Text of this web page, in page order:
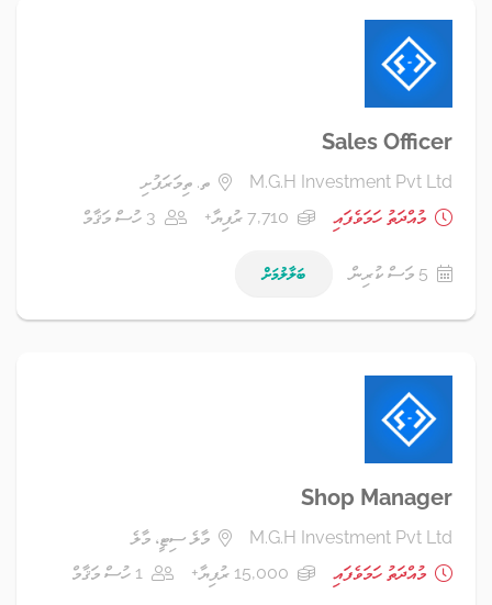
Sales Officer
M.G.H Investment Pvt Ltd
ތ. ތިމަރަފުށި
މުއްދަތު ހަމަވެފައި
7,710 ރުފިޔާ+ 3 ހުސް މަޤާމް
5 މަސް ކުރިން ބަލާލުމަށް
Shop Manager
M.G.H Investment Pvt Ltd
މާލެ ސިޓީ، މާލެ
މުއްދަތު ހަމަވެފައި
15,000 ރުފިޔާ+ 1 ހުސް މަޤާމް